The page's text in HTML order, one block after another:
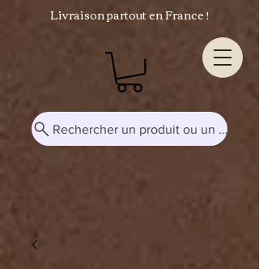
Livraison partout en France !
Rechercher un produit ou un mot-